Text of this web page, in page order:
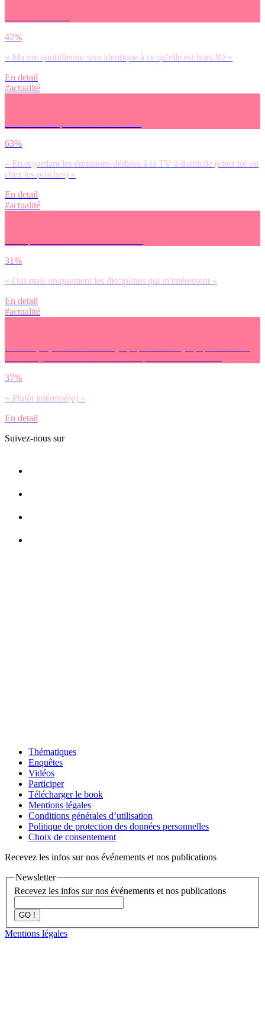
47%
« Ma vie quotidienne sera identique à ce qu'elle est hors JO »
En detail
#actualité
63%
« En regardant les émissions dédiées à la TV à domicile (chez toi ou
chez tes proches) »
En detail
#actualité
31%
« Oui mais uniquement les disciplines qui m'intéressent »
En detail
#actualité
37%
« Plutôt intéressé(e) »
En detail
Suivez-nous sur
Thématiques
Enquêtes
Vidéos
Participer
Télécharger le book
Mentions légales
Conditions générales d’utilisation
Politique de protection des données personnelles
Choix de consentement
Recevez les infos sur nos événements et nos publications
Newsletter
Recevez les infos sur nos événements et nos publications
GO !
Mentions légales